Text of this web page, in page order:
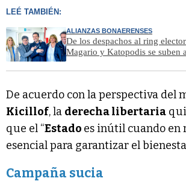
LEÉ TAMBIÉN:
ALIANZAS BONAERENSES
De los despachos al ring
Magario y Katopodis se suben
De acuerdo con la perspectiva del
Kicillof, la derecha libertaria
que el “Estado es inútil cuando en
esencial para garantizar el
Campaña sucia